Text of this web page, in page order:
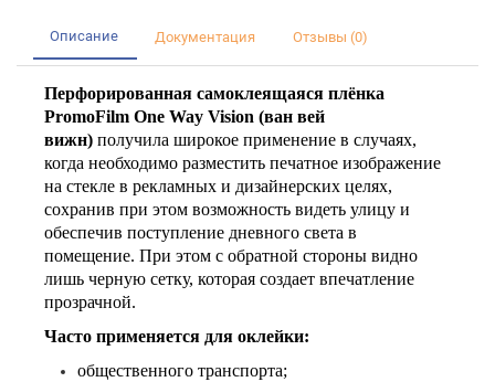
Описание Документация Отзывы (0)
Перфорированная самоклеящаяся плёнка
PromoFilm One Way Vision (ван вей
вижн) получила широкое применение в случаях,
когда необходимо разместить печатное изображение
на стекле в рекламных и дизайнерских целях,
сохранив при этом возможность видеть улицу и
обеспечив поступление дневного света в
помещение. При этом с обратной стороны видно
лишь черную сетку, которая создает впечатление
прозрачной.
Часто применяется для оклейки:
общественного транспорта;